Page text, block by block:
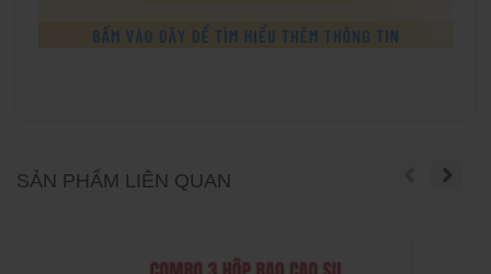
SẢN PHẨM LIÊN QUAN